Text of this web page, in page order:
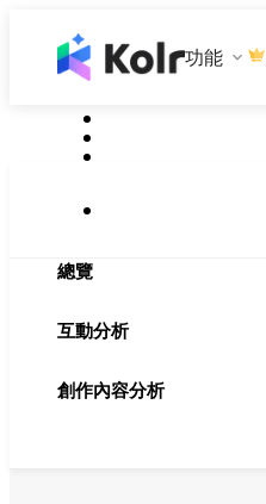
功能
總覽
互動分析
創作內容分析